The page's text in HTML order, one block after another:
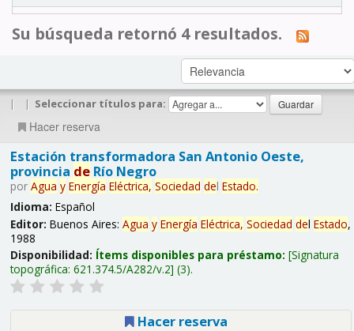
Su búsqueda retornó 4 resultados.
| | Seleccionar títulos para:
Hacer reserva
Estación transformadora San Antonio Oeste,
provincia deRío Negro
por Agua y Energía Eléctrica, Sociedad del Estado.
Idioma: Español
Editor: Buenos Aires: Agua y Energía Eléctrica, Sociedad del Estado,
1988
Disponibilidad: Ítems disponibles para préstamo: Signatura
topográfica: 621.374.5/A282/v.2 (3).
Hacer reserva